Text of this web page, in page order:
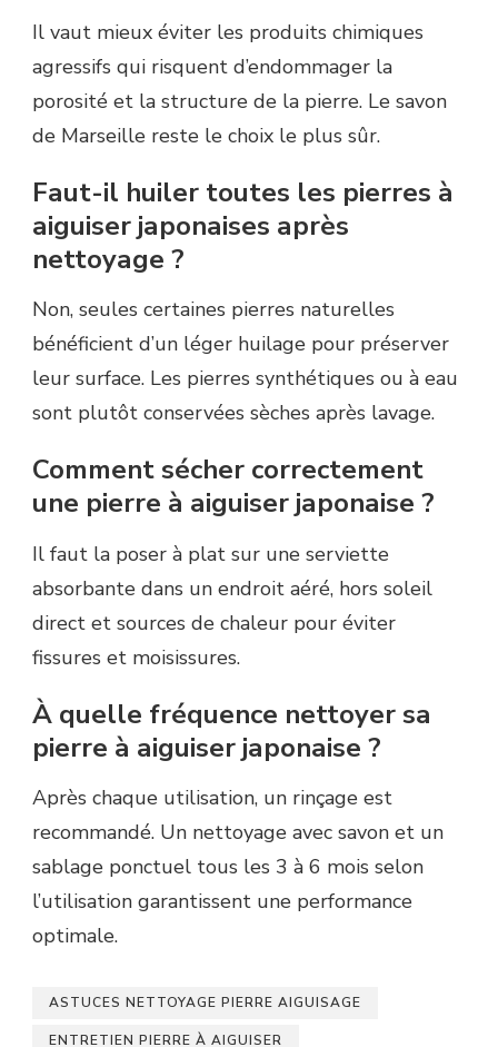
Il vaut mieux éviter les produits chimiques
agressifs qui risquent d’endommager la
porosité et la structure de la pierre. Le savon
de Marseille reste le choix le plus sûr.
Faut-il huiler toutes les pierres à
aiguiser japonaises après
nettoyage ?
Non, seules certaines pierres naturelles
bénéficient d’un léger huilage pour préserver
leur surface. Les pierres synthétiques ou à eau
sont plutôt conservées sèches après lavage.
Comment sécher correctement
une pierre à aiguiser japonaise ?
Il faut la poser à plat sur une serviette
absorbante dans un endroit aéré, hors soleil
direct et sources de chaleur pour éviter
fissures et moisissures.
À quelle fréquence nettoyer sa
pierre à aiguiser japonaise ?
Après chaque utilisation, un rinçage est
recommandé. Un nettoyage avec savon et un
sablage ponctuel tous les 3 à 6 mois selon
l’utilisation garantissent une performance
optimale.
ASTUCES NETTOYAGE PIERRE AIGUISAGE
ENTRETIEN PIERRE À AIGUISER